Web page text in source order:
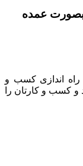
بصورت عمده
راه اندازی کسب و
و کسب و کارتان را